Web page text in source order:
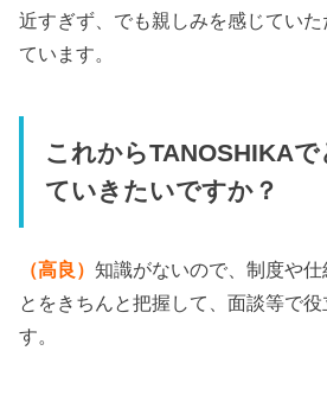
近すぎず、でも親しみを感じてい
ています。
これからTANOSHIKA
ていきたいですか？
（高良）知識がないので、制度や
とをきちんと把握して、面談等で
す。